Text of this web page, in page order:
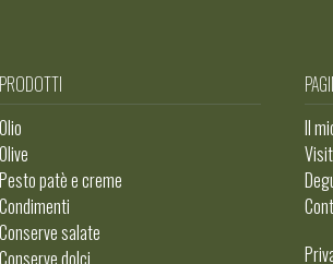
PRODOTTI
Olio
Olive
Pesto patè e creme
Condimenti
Conserve salate
Il